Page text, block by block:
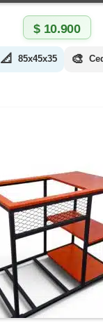
$10.900
📐 85x45x35 🎨